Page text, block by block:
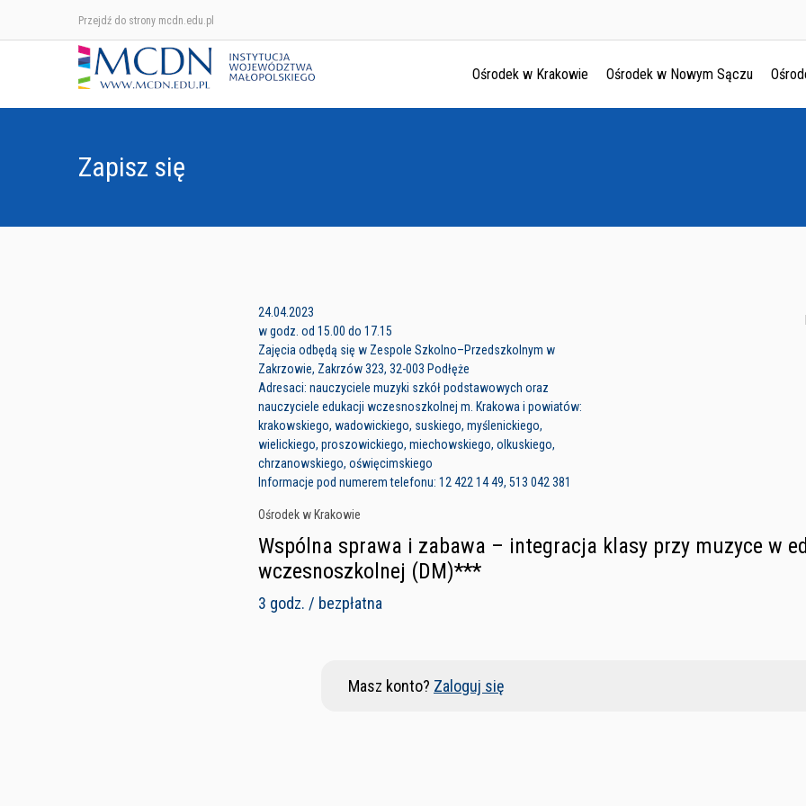
Przejdź do strony mcdn.edu.pl
Ośrodek w Krakowie Ośrodek w Nowym Sączu
Zapisz się
24.04.2023
w godz. od 15.00 do 17.15
Zajęcia odbędą się w Zespole Szkolno–Przedszkolnym w
Zakrzowie, Zakrzów 323, 32-003 Podłęże
Adresaci: nauczyciele muzyki szkół podstawowych oraz
nauczyciele edukacji wczesnoszkolnej m. Krakowa i powiatów:
krakowskiego, wadowickiego, suskiego, myślenickiego,
wielickiego, proszowickiego, miechowskiego, olkuskiego,
chrzanowskiego, oświęcimskiego
Informacje pod numerem telefonu: 12 422 14 49, 513 042 381
Ośrodek w Krakowie
Wspólna sprawa i zabawa – integracja klasy przy muzyce w
wczesnoszkolnej (DM)***
3 godz. / bezpłatna
Masz konto? Zaloguj się
Ośrodek w Krakowie